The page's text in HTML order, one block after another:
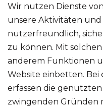
Wir nutzen Dienste
unsere Aktivitäten
nutzerfreundlich,
zu können. Mit
anderem Funktionen
Website einbetten.
erfassen die
zwingenden Gründen